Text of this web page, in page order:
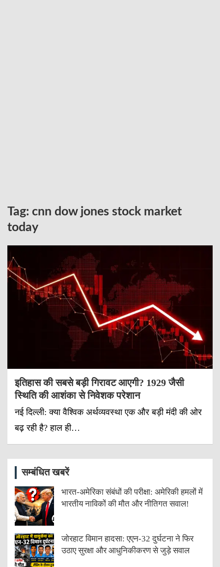
Tag: cnn dow jones stock market
today
इतिहास की सबसे बड़ी गिरावट आएगी? 1929 जैसी
स्थिति की आशंका से निवेशक परेशान
नई दिल्ली: क्या वैश्विक अर्थव्यवस्था एक और बड़ी मंदी की ओर
बढ़ रही है? हाल ही…
सम्बंधित खबरें
भारत-अमेरिका संबंधों की परीक्षा: अमेरिकी हमलों में
भारतीय नाविकों की मौत और नीतिगत सवाल!
जोरहाट विमान हादसा: एएन-32 दुर्घटना ने फिर
उठाए सुरक्षा और आधुनिकीकरण से जुड़े सवाल